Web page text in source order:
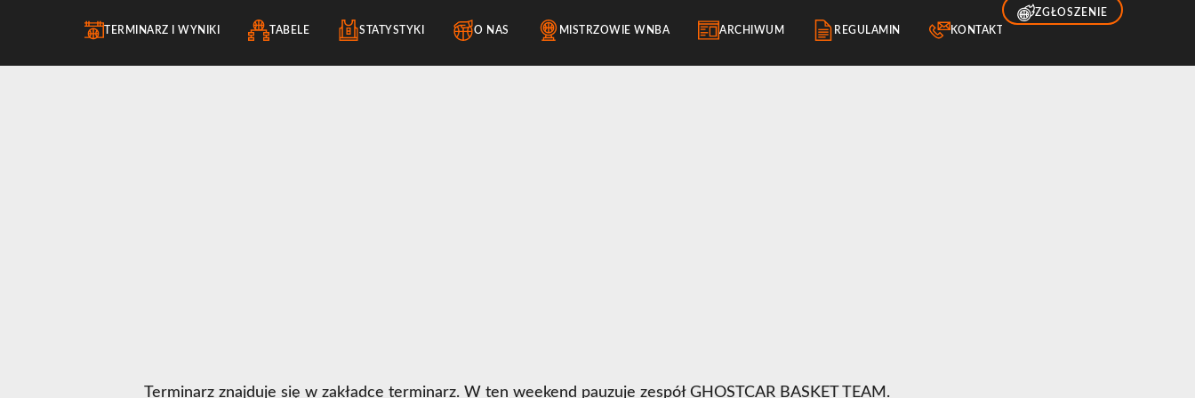
TERMINARZ I WYNIKI TABELE STATYSTYKI O NAS MISTRZOWIE WNBA ARCHIWUM REGULAMIN KONTAKT
ZGŁOSZENIE
Terminarz znajduje się w zakładce terminarz. W ten weekend pauzuje zespół GHOSTCAR BASKET TEAM.